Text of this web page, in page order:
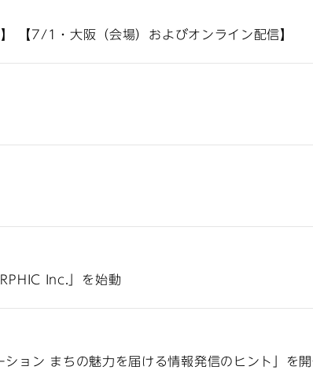
【7/1・大阪（会場）およびオンライン配信】
Inc.」を始動
ョン まちの魅力を届ける情報発信のヒント」を